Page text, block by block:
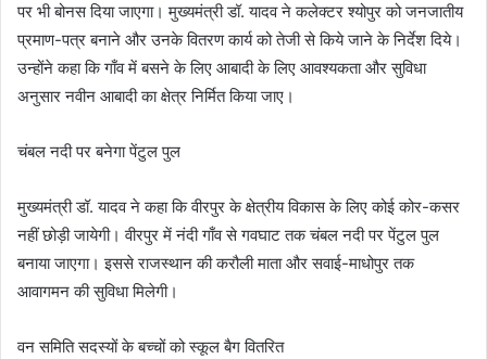
पर भी बोनस दिया जाएगा। मुख्यमंत्री डॉ. यादव ने कलेक्टर श्योपुर को जनजातीय
प्रमाण-पत्र बनाने और उनके वितरण कार्य को तेजी से किये जाने के निर्देश दिये।
उन्होंने कहा कि गाँव में बसने के लिए आबादी के लिए आवश्यकता और सुविधा
अनुसार नवीन आबादी का क्षेत्र निर्मित किया जाए।
चंबल नदी पर बनेगा पेंटुल पुल
मुख्यमंत्री डॉ. यादव ने कहा कि वीरपुर के क्षेत्रीय विकास के लिए कोई कोर-कसर
नहीं छोड़ी जायेगी। वीरपुर में नंदी गाँव से गवघाट तक चंबल नदी पर पेंटुल पुल
बनाया जाएगा। इससे राजस्थान की करौली माता और सवाई-माधोपुर तक
आवागमन की सुविधा मिलेगी।
वन समिति सदस्यों के बच्चों को स्कूल बैग वितरित